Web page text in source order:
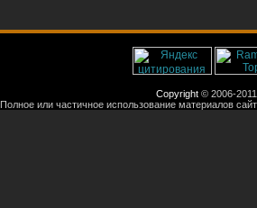
Copyright © 2006-
Полное или частичное использование материалов